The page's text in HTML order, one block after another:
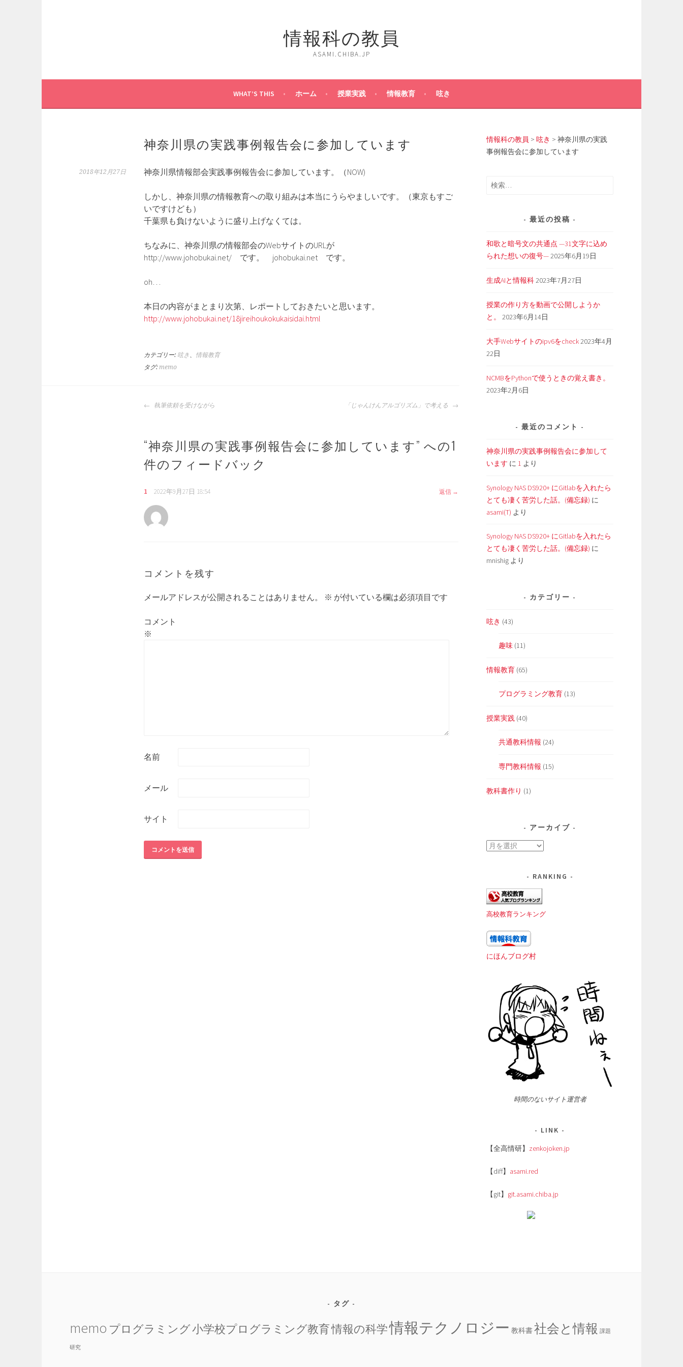
ス
情報科の教員
ASAMI.CHIBA.JP
WHAT’S THIS ホーム 授業実践 情報教育 呟き
神奈川県の実践事例報告会に参加しています
2018年12月27日 神奈川県情報部会実践事例報告会に参加しています。（NOW)
しかし、神奈川県の情報教育への取り組みは本当にうらやましいです。（東京もすご
いですけども）
千葉県も負けないように盛り上げなくては。
ちなみに、神奈川県の情報部会のWebサイトのURLが
http://www.johobukai.net/ です。 johobukai.net です。
oh…
本日の内容がまとまり次第、レポートしておきたいと思います。
http://www.johobukai.net/18jireihoukokukaisidai.html
カテゴリー: 呟き、 情報教育
タグ: memo
投
ビ
ゲ
ー
シ
ョ
ン
執筆依頼を受けながら 「じゃんけんアルゴリズム」で考える
“神奈川県の実践事例報告会に参加しています” への1
件のフィードバック
1 2022年9月27日 18:54 返信
コメントを残す
メールアドレスが公開されることはありません。 ※ が付いている欄は必須項目です
コメント
※
名前
メール
サイト
情報科の教員 > 呟き > 神奈川県の実践
事例報告会に参加しています
検
最近の投稿
和歌と暗号文の共通点 —31文字に込め
られた想いの復号—2025年6月19日
生成AIと情報科2023年7月27日
授業の作り方を動画で公開しようか
と。
2023年6月14日
大手Webサイトのipv6をcheck2023年4月
22日
NCMBをPythonで使うときの覚え書き。
2023年2月6日
最近のコメント
神奈川県の実践事例報告会に参加して
います に 1 より
Synology NAS DS920+ にGitlabを入れたら
とても凄く苦労した話。(備忘録) に
asami(T) より
Synology NAS DS920+ にGitlabを入れたら
とても凄く苦労した話。(備忘録) に
mnishig より
カテゴリー
呟き (43)
趣味 (11)
情報教育 (65)
プログラミング教育 (13)
授業実践 (40)
共通教科情報 (24)
専門教科情報 (15)
教科書作り (1)
アーカイブ
ア
ブ
RANKING
高校教育ランキング
にほんブログ村
時間のないサイト運営者
LINK
【全高情研】 zenkojoken.jp
【diff】 asami.red
【git】 git.asami.chiba.jp
タグ
memo プログラミング小学校プログラミング教育情報の科学情報テクノロジー 教科書社会と情報 課題
研究